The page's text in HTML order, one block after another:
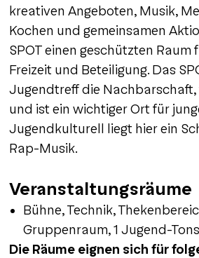
kreativen Angeboten, Musik,
Kochen und gemeinsamen
SPOT einen geschützten Raum
Freizeit und Beteiligung. Das
Jugendtreff die
und ist ein wichtiger Ort für
Jugendkulturell liegt hier ein
Rap-Musik.
Veranstaltungsräume
Bühne, Technik,
Gruppenraum, 1 Jugend-
Die Räume eignen sich für